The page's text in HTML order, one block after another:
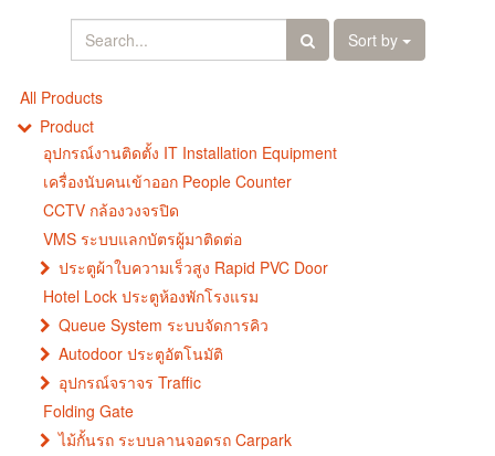
Sort by
All Products
Product
อุปกรณ์งานติดตั้ง IT Installation Equipment
เครื่องนับคนเข้าออก People Counter
CCTV กล้องวงจรปิด
VMS ระบบแลกบัตรผู้มาติดต่อ
ประตูผ้าใบความเร็วสูง Rapid PVC Door
Hotel Lock ประตูห้องพักโรงแรม
Queue System ระบบจัดการคิว
Autodoor ประตูอัตโนมัติ
อุปกรณ์จราจร Traffic
Folding Gate
ไม้กั้นรถ ระบบลานจอดรถ Carpark